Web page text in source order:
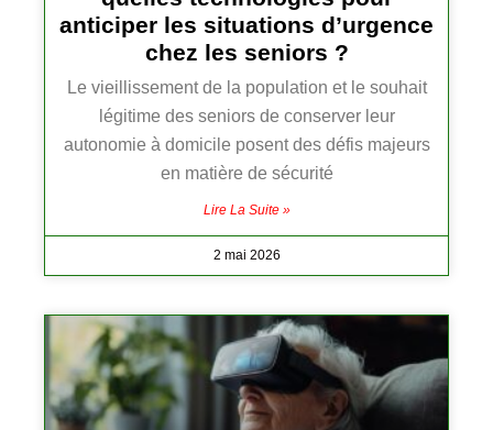
anticiper les situations d’urgence
chez les seniors ?
Le vieillissement de la population et le souhait
légitime des seniors de conserver leur
autonomie à domicile posent des défis majeurs
en matière de sécurité
Lire La Suite »
2 mai 2026